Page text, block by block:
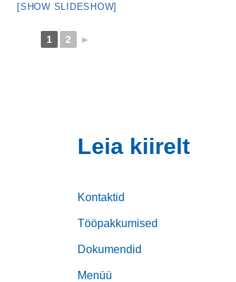
[SHOW SLIDESHOW]
1 2 ►
Leia kiirelt
Kontaktid
Tööpakkumised
Dokumendid
Menüü